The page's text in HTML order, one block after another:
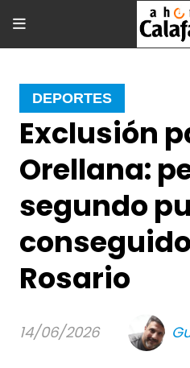
Exclusión
Orellana:
segundo
Rosario
DEPORTES
14/06/2026